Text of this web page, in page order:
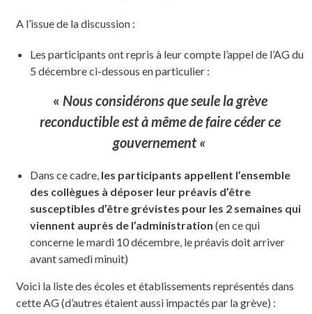
A l’issue de la discussion :
Les participants ont repris à leur compte l’appel de l’AG du
5 décembre ci-dessous en particulier :
« Nous considérons que seule la grève
reconductible est à même de faire céder ce
gouvernement «
Dans ce cadre, les participants appellent l’ensemble
des collègues à déposer leur préavis d’être
susceptibles d’être grévistes pour les 2 semaines qui
viennent auprès de l’administration (en ce qui
concerne le mardi 10 décembre, le préavis doit arriver
avant samedi minuit)
Voici la liste des écoles et établissements représentés dans
cette AG (d’autres étaient aussi impactés par la grève) :